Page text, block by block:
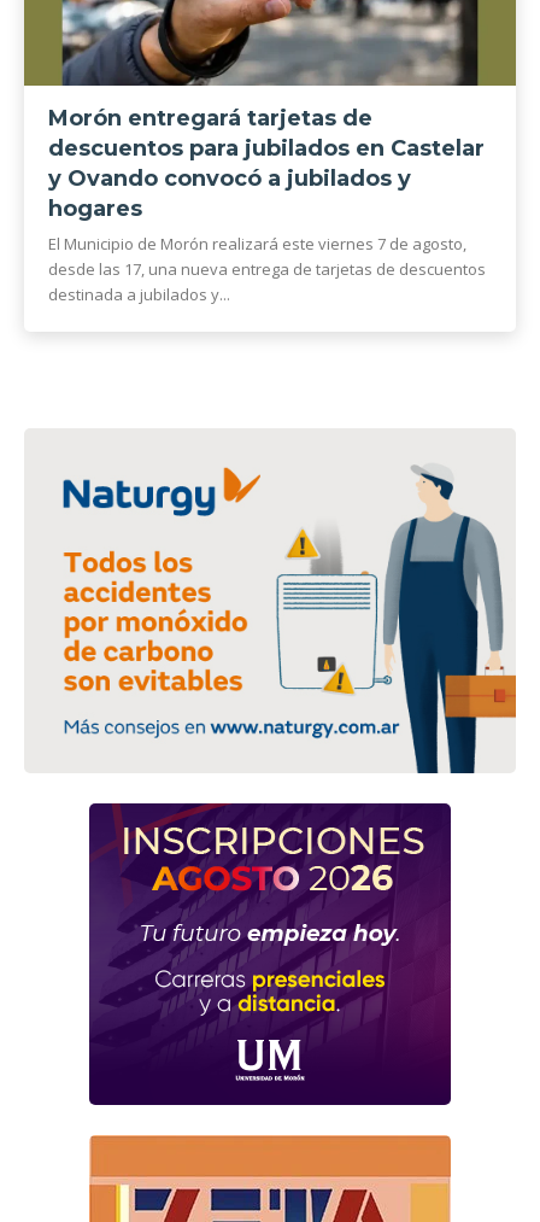
Morón entregará tarjetas de
descuentos para jubilados en Castelar
y Ovando convocó a jubilados y
hogares
El Municipio de Morón realizará este viernes 7 de agosto,
desde las 17, una nueva entrega de tarjetas de descuentos
destinada a jubilados y...